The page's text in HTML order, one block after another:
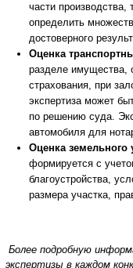
части производства,
определить
достоверного
Оценка
разделе имущества,
страхования, при
экспертиза может
по решению суда.
автомобиля для
Оценка земельного
формируется с
благоустройства,
размера участка,
Более подробную
экспертизы в каждом